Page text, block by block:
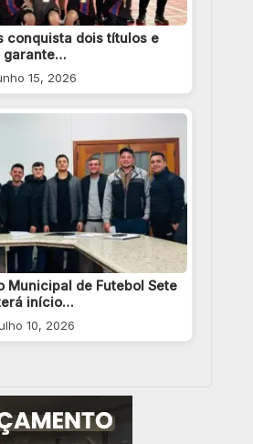
conquista dois títulos e
garante…
15, 2026
Municipal de Futebol Sete
início…
10, 2026